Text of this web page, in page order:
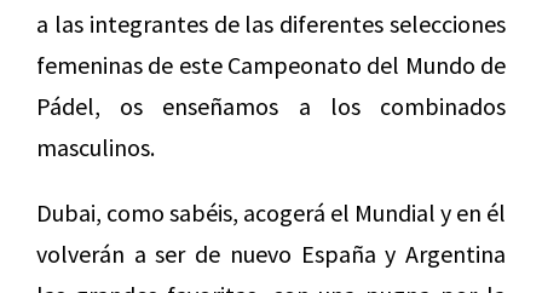
a las integrantes de las diferentes selecciones
femeninas de este Campeonato del Mundo de
Pádel, os enseñamos a los combinados
masculinos.
Dubai, como sabéis, acogerá el Mundial y en él
volverán a ser de nuevo España y Argentina